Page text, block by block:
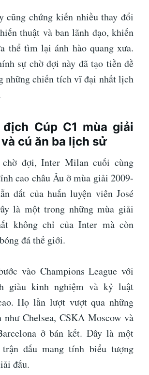
cũng chứng kiến nhiều thay đổi
thuật và ban lãnh đạo, khiến
thể tìm lại ánh hào quang xưa.
sự chờ đợi này đã tạo tiền đề
những chiến tích vĩ đại nhất lịch
Cúp C1 mùa giải
cú ăn ba lịch sử
chờ đợi, Inter Milan cuối cùng
cao châu Âu ở mùa giải 2009-
dắt của huấn luyện viên José
là một trong những mùa giải
không chỉ của Inter mà còn
đá thế giới.
vào Champions League với
giàu kinh nghiệm và kỷ luật
Họ lần lượt vượt qua những
Chelsea, CSKA Moscow và
ở bán kết. Đây là một
đấu mang tính biểu tượng
đấu.